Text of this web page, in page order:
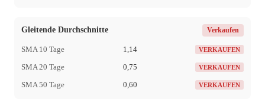
Gleitende Durchschnitte Verkaufen
SMA 10 Tage 1,14 VERKAUFEN
SMA 20 Tage 0,75 VERKAUFEN
SMA 50 Tage 0,60 VERKAUFEN